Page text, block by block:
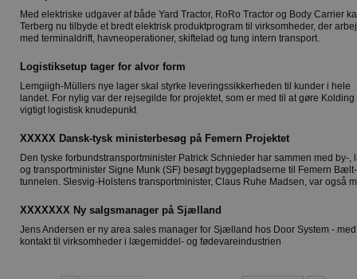
Med elektriske udgaver af både Yard Tractor, RoRo Tractor og Body Carrier
Terberg nu tilbyde et bredt elektrisk produktprogram til virksomheder, der
med terminaldrift, havneoperationer, skiftelad og tung intern transport.
Logistiksetup tager for alvor form
Lemgiigh-Müllers nye lager skal styrke leveringssikkerheden til kunder i hele
landet. For nylig var der rejsegilde for projektet, som er med til at gøre Kolding
vigtigt logistisk knudepunkt
XXXXX Dansk-tysk ministerbesøg på Femern Projektet
Den tyske forbundstransportminister Patrick Schnieder har sammen med by-,
og transportminister Signe Munk (SF) besøgt byggepladserne til Femern Bælt-
tunnelen. Slesvig-Holstens transportminister, Claus Ruhe Madsen, var også
XXXXXXX Ny salgsmanager på Sjælland
Jens Andersen er ny area sales manager for Sjælland hos Door System -
kontakt til virksomheder i lægemiddel- og fødevareindustrien